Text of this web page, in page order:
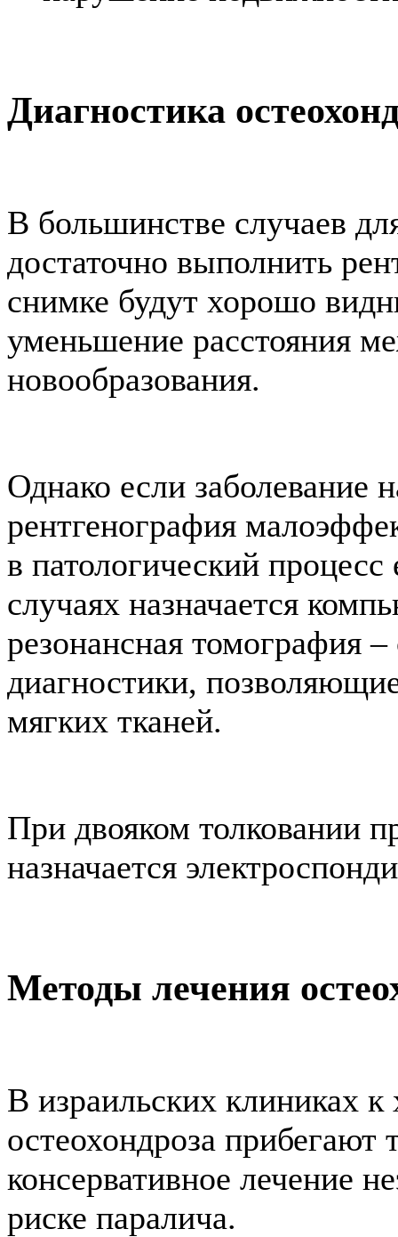
Диагностика
В большинстве случаев
достаточно выполнить
снимке будут хорошо
уменьшение расстояния
новообразования.
Однако если заболевание
рентгенография
в патологический
случаях назначается
резонансная томография
диагностики,
мягких тканей.
При двояком толковании
назначается
Методы лечения
В израильских клиниках
остеохондроза прибегают
консервативное лечение
риске паралича.